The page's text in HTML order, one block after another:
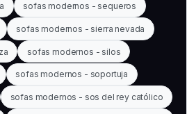
sofas modernos - sequeros
sofas modernos - sierra nevada
sofas modernos - silos
sofas modernos - soportuja
sofas modernos - sos del rey católico